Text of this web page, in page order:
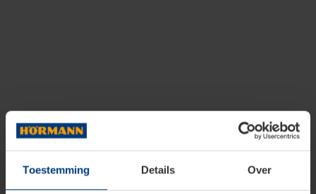
Toestemming Details Over